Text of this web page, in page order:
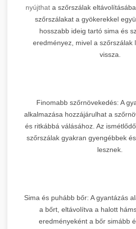
nyújthat a szőrszálak
szőrszálakat a gyökerekkel
hosszabb ideig tartó sima és
eredményez, mivel a szőrszálak
vissza.
Finomabb szőrnövekedés: A
alkalmazása hozzájárulhat a
és ritkábbá válásához. Az
szőrszálak gyakran gyengébbek
lesznek.
Sima és puhább bőr: A gyantázás
a bőrt, eltávolítva a halott
eredményeként a bőr simább